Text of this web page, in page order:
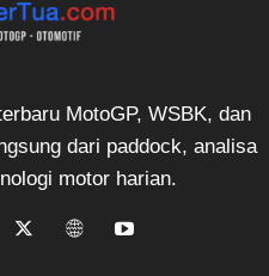
MotoGP, WSBK, dan
dari paddock, analisa
motor harian.